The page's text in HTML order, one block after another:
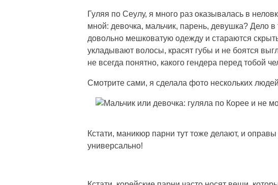
Гуляя по Сеулу, я много раз оказывалась в
мной: девочка, мальчик, парень, девушка? Дело
довольно мешковатую одежду и стараются
укладывают волосы, красят губы и не боятся
не всегда понятно, какого гендера перед тобой
Смотрите сами, я сделала фото нескольких
Кстати, маникюр парни тут тоже делают, и
универсально!